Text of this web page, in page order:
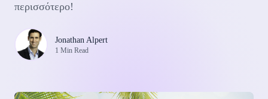
περισσότερο!
Jonathan Alpert
1 Min Read